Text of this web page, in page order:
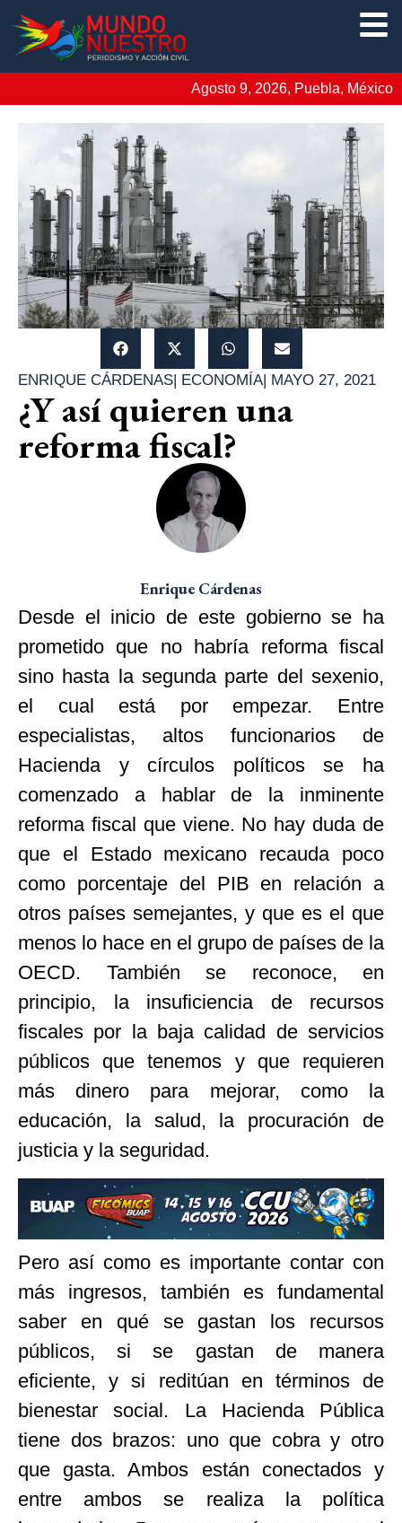
Agosto 9, 2026, Puebla, México
ENRIQUE CÁRDENAS ECONOMÍA| MAYO 27, 2021
¿Y así quieren una
reforma fiscal?
Enrique Cárdenas
Desde el inicio de este gobierno se ha
prometido que no habría reforma fiscal
sino hasta la segunda parte del sexenio,
el cual está por empezar. Entre
especialistas, altos funcionarios de
Hacienda y círculos políticos se ha
comenzado a hablar de la inminente
reforma fiscal que viene. No hay duda de
que el Estado mexicano recauda poco
como porcentaje del PIB en relación a
otros países semejantes, y que es el que
menos lo hace en el grupo de países de la
OECD. También se reconoce, en
principio, la insuficiencia de recursos
fiscales por la baja calidad de servicios
públicos que tenemos y que requieren
más dinero para mejorar, como la
educación, la salud, la procuración de
justicia y la seguridad.
Pero así como es importante contar con
más ingresos, también es fundamental
saber en qué se gastan los recursos
públicos, si se gastan de manera
eficiente, y si reditúan en términos de
bienestar social. La Hacienda Pública
tiene dos brazos: uno que cobra y otro
que gasta. Ambos están conectados y
entre ambos se realiza la política